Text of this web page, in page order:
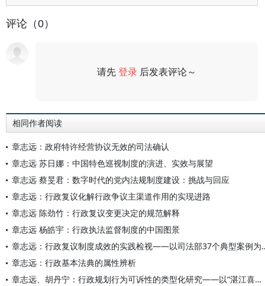
评论（0）
请先登录 后发表评论～
相同作者阅读
章志远：政府特许经营协议无效的司法确认
章志远 苏日娜：中国特色巡视制度的演进、实效与展望
章志远 蔡旻君：数字时代的党内法规制度建设：挑战与回应
章志远：行政复议化解行政争议主渠道作用的实现进路
章志远 陈劲竹：行政复议变更决定的规范解释
章志远 杨皓宇：行政执法监督制度的中国图景
章志远：行政复议制
章志远：行政基本法典的属性辨析
章志远、胡丹宁：行政规划行为可诉性的类型化研究——以“湛江喜强公司案”为分析中心